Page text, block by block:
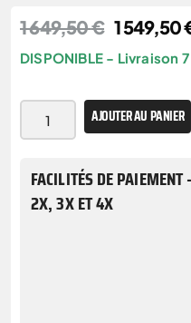
1 649,50€ 1 549,50
DISPONIBLE - Livraison
AJOUTER AU PANIER
FACILITÉS DE PAIEMENT -
2X, 3X ET 4X